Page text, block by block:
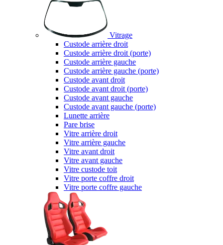
Vitrage
Custode arrière droit
Custode arrière droit (porte)
Custode arrière gauche
Custode arrière gauche (porte)
Custode avant droit
Custode avant droit (porte)
Custode avant gauche
Custode avant gauche (porte)
Lunette arrière
Pare brise
Vitre arrière droit
Vitre arrière gauche
Vitre avant droit
Vitre avant gauche
Vitre custode toit
Vitre porte coffre droit
Vitre porte coffre gauche